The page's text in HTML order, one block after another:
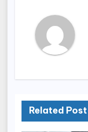
Related Post